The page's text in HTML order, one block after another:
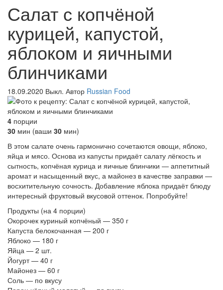
Салат с копчёной
курицей, капустой,
яблоком и яичными
блинчиками
18.09.2020 Выкл. Автор Russian Food
4 порции
30 мин (ваши 30 мин)
В этом салате очень гармонично сочетаются овощи, яблоко,
яйца и мясо. Основа из капусты придаёт салату лёгкость и
сытность, копчёная курица и яичные блинчики — аппетитный
аромат и насыщенный вкус, а майонез в качестве заправки —
восхитительную сочность. Добавление яблока придаёт блюду
интересный фруктовый вкусовой оттенок. Попробуйте!
Продукты (на 4 порции)
Окорочек куриный копчёный — 350 г
Капуста белокочанная — 200 г
Яблоко — 180 г
Яйца — 2 шт.
Йогурт — 40 г
Майонез — 60 г
Соль — по вкусу